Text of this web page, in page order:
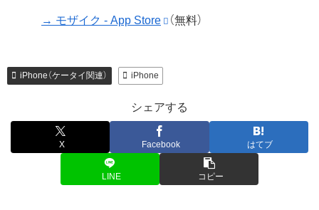
→ モザイク - App Store （無料）
iPhone（ケータイ関連） iPhone
シェアする
X Facebook はてブ
LINE コピー